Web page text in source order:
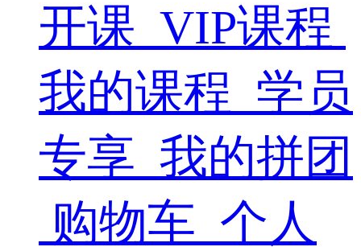
开课 VIP课程
我的课程 学员
专享 我的拼团
购物车 个人